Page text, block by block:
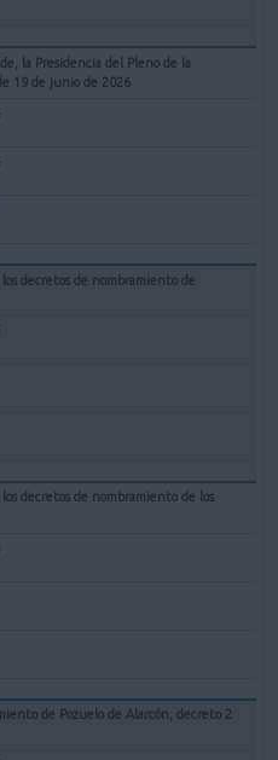
la Presidencia del Pleno de la
19 de junio de 2026
decretos de nombramiento de
decretos de nombramiento de los
de Pozuelo de Alarcón, decreto 2